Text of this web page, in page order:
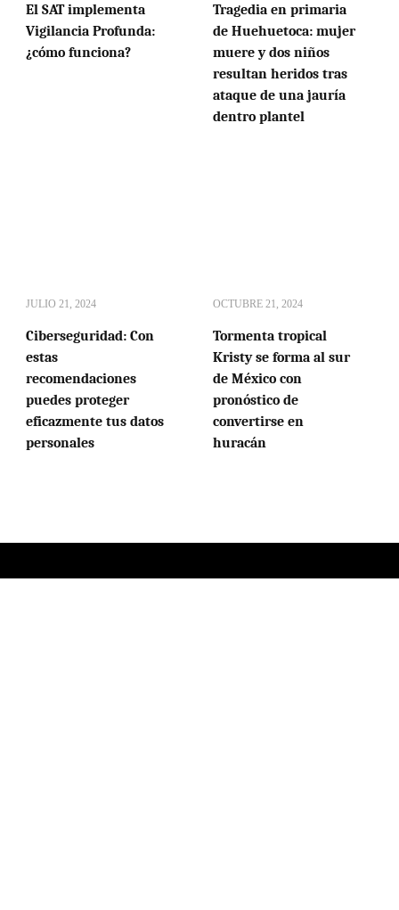
El SAT implementa
Vigilancia Profunda:
¿cómo funciona?
Tragedia en primaria
de Huehuetoca: mujer
muere y dos niños
resultan heridos tras
ataque de una jauría
dentro plantel
JULIO 21, 2024
Ciberseguridad: Con
estas
recomendaciones
puedes proteger
eficazmente tus datos
personales
OCTUBRE 21, 2024
Tormenta tropical
Kristy se forma al sur
de México con
pronóstico de
convertirse en
huracán